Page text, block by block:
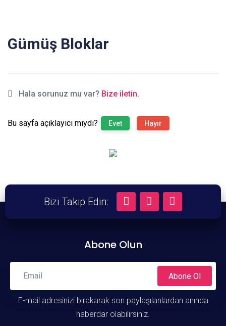
Gümüş Bloklar
Hala sorunuz mu var? Bize iletin.
Bu sayfa açıklayıcı mıydı? Evet Hayır
Bizi Takip Edin:
Abone Olun
Abone Ol
E-mail adresinizi bırakarak son paylaşılanlardan anında
haberdar olabilirsiniz.